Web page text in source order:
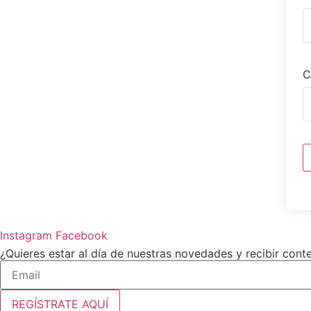
Instagram Facebook
¿Quieres estar al día de nuestras novedades y recibir
REGÍSTRATE AQUÍ